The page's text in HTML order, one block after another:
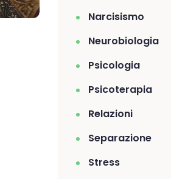
Narcisismo
Neurobiologia
Psicologia
Psicoterapia
Relazioni
Separazione
Stress